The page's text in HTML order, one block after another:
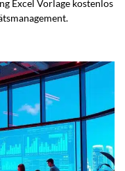
Excel Vorlage kostenlos